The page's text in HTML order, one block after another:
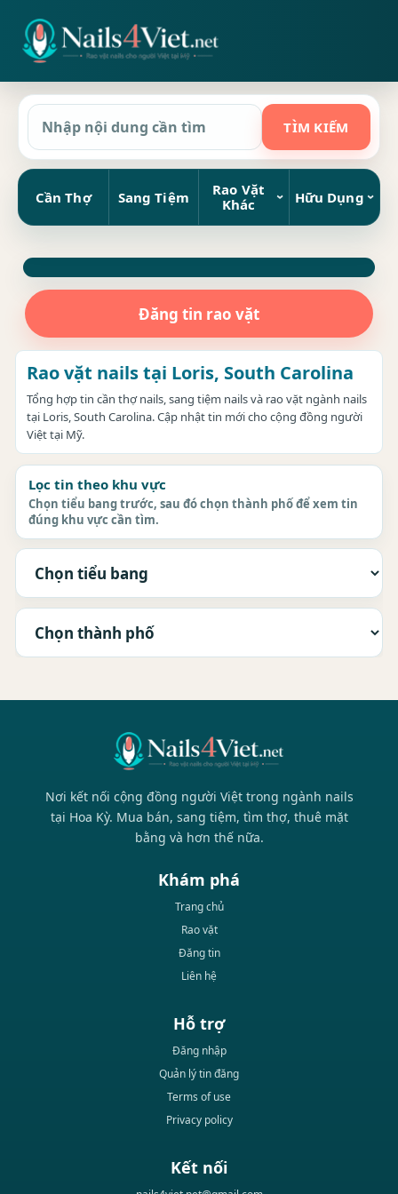
Cần Thợ Sang Tiệm
Rao Vặt
Khác
Hữu Dụng
Đăng tin rao vặt
Rao vặt nails tại Loris, South Carolina
Tổng hợp tin cần thợ nails, sang tiệm nails và rao vặt ngành nails
tại Loris, South Carolina. Cập nhật tin mới cho cộng đồng người
Việt tại Mỹ.
Lọc tin theo khu vực
Chọn tiểu bang trước, sau đó chọn thành phố để xem tin
đúng khu vực cần tìm.
Nơi kết nối cộng đồng người Việt trong ngành nails
tại Hoa Kỳ. Mua bán, sang tiệm, tìm thợ, thuê mặt
bằng và hơn thế nữa.
Khám phá
Trang chủ
Rao vặt
Đăng tin
Liên hệ
Hỗ trợ
Đăng nhập
Quản lý tin đăng
Terms of use
Privacy policy
Kết nối